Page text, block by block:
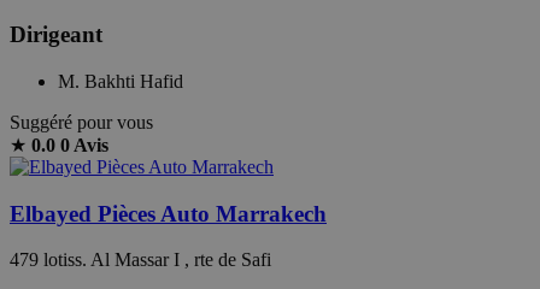
Dirigeant
M. Bakhti Hafid
Suggéré pour vous
★ 0.0 0 Avis
Elbayed Pièces Auto Marrakech
479 lotiss. Al Massar I , rte de Safi